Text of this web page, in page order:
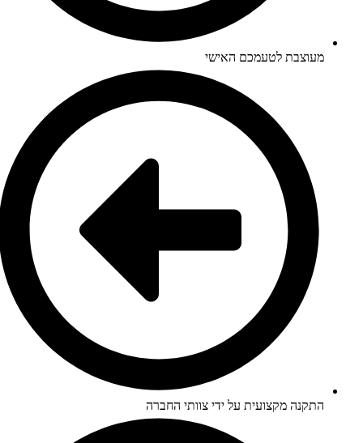
מעוצבת לטעמכם האישי
התקנה מקצועית על ידי צוותי החברה